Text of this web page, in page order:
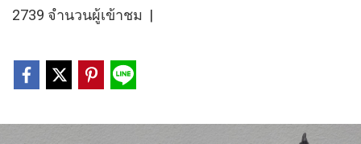
2739 จำนวนผู้เข้าชม |